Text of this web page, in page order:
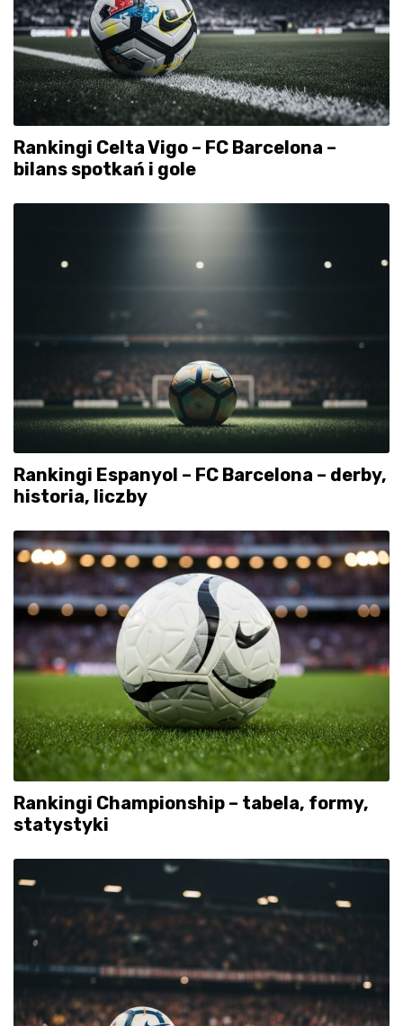
Rankingi Celta Vigo – FC Barcelona –
bilans spotkań i gole
Rankingi Espanyol – FC Barcelona – derby,
historia, liczby
Rankingi Championship – tabela, formy,
statystyki